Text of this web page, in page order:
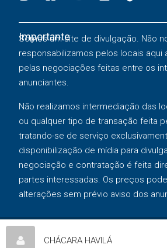
Importante
Somos um site de divulgação. Não
responsabilizamos pelos locais aqui
pelas negociações feitas entre os
anunciantes.
Não realizamos intermediação das
ou qualquer tipo de transação feita
tratando-se de serviço
disponibilização de mídia para
negociação e contratação é feita
partes interessadas. Os preços
alterações sem prévio aviso dos
Copyright © 2025 Melhor Chácara |
CHÁCARA HAVILÁ